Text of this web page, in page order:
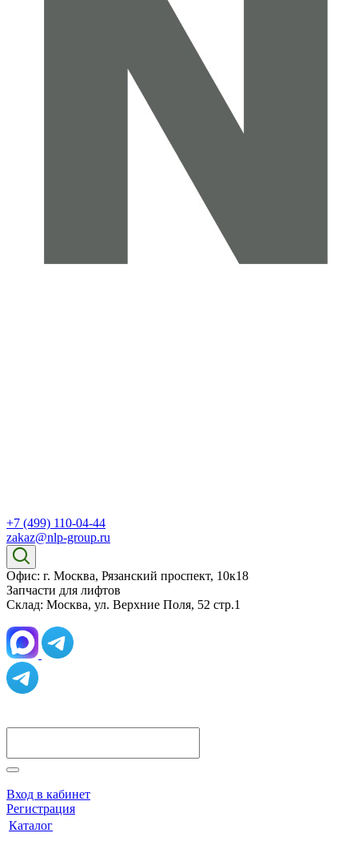
+7 (499) 110-04-44
zakaz@nlp-group.ru
Офис: г. Москва, Рязанский проспект, 10к18
Запчасти для лифтов
Склад: Москва, ул. Верхние Поля, 52 стр.1
Вход в кабинет
Регистрация
Каталог